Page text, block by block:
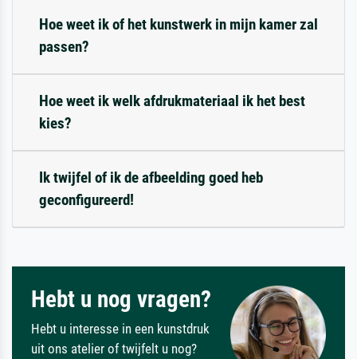
Hoe weet ik of het kunstwerk in mijn kamer zal
passen?
Hoe weet ik welk afdrukmateriaal ik het best
kies?
Ik twijfel of ik de afbeelding goed heb
geconfigureerd!
Hebt u nog vragen?
Hebt u interesse in een kunstdruk
uit ons atelier of twijfelt u nog?